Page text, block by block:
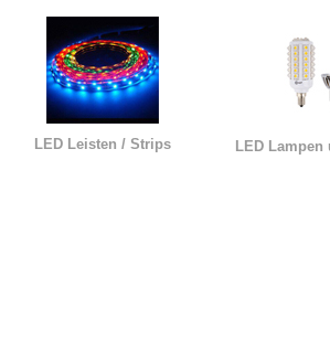
LED Leisten / Strips LED Lampen